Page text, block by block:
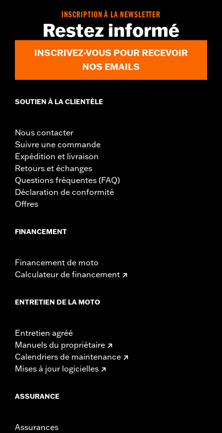
INSCRIPTION À LA NEWSLETTER
Restez informé
INSCRIVEZ-VOUS POUR RECEVOIR
NOS EMAILS
SOUTIEN À LA CLIENTÈLE
Nous contacter
Suivre une commande
Expédition et livraison
Retours et échanges
Questions fréquentes (FAQ)
Déclaration de conformité
Offres
FINANCEMENT
Financement de moto
Calculateur de financement
ENTRETIEN DE LA MOTO
Entretien agréé
Manuels du propriétaire
Calendriers de maintenance
Mises à jour logicielles
ASSURANCE
Assurances